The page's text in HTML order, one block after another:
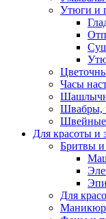
Утюги и
Часы
Швабры,
Для красоты и
Бритвы
Для